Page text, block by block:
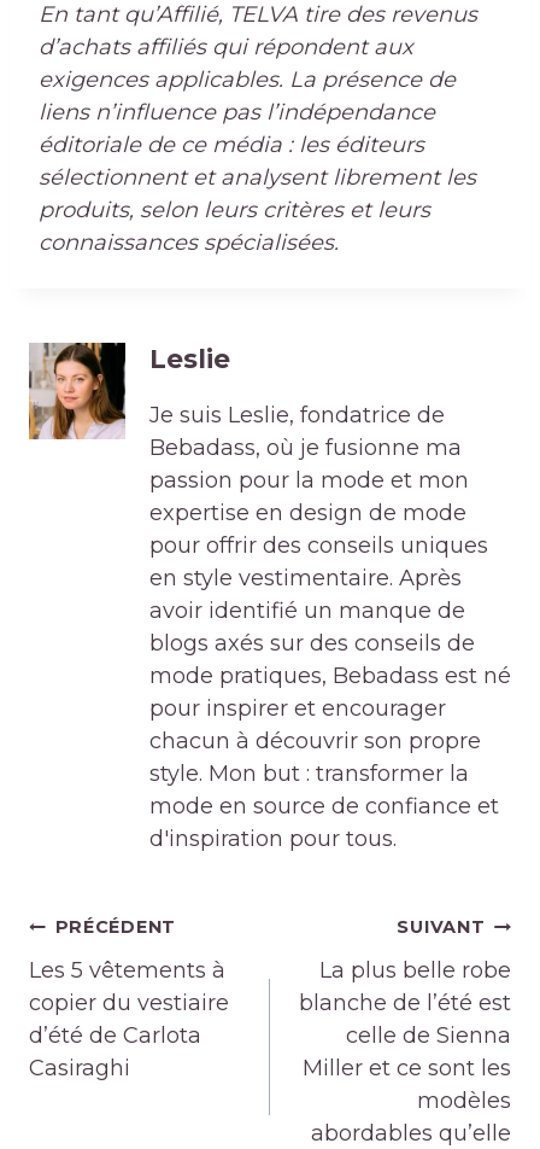
En tant qu’Affilié, TELVA tire des revenus
d’achats affiliés qui répondent aux
exigences applicables. La présence de
liens n’influence pas l’indépendance
éditoriale de ce média : les éditeurs
sélectionnent et analysent librement les
produits, selon leurs critères et leurs
connaissances spécialisées.
Leslie
Je suis Leslie, fondatrice de
Bebadass, où je fusionne ma
passion pour la mode et mon
expertise en design de mode
pour offrir des conseils uniques
en style vestimentaire. Après
avoir identifié un manque de
blogs axés sur des conseils de
mode pratiques, Bebadass est né
pour inspirer et encourager
chacun à découvrir son propre
style. Mon but : transformer la
mode en source de confiance et
d'inspiration pour tous.
Navigation
de
l’article
PRÉCÉDENT
Les 5 vêtements à
copier du vestiaire
d’été de Carlota
Casiraghi
SUIVANT
La plus belle robe
blanche de l’été est
celle de Sienna
Miller et ce sont les
modèles
abordables qu’elle